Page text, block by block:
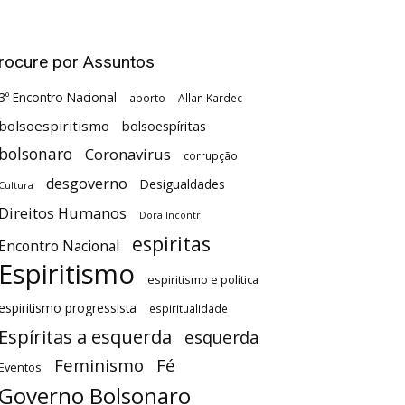
por Assuntos
Encontro Nacional aborto Allan Kardec
bolsoespíritas
Coronavirus corrupção
desgoverno Desigualdades
Humanos Dora Incontri
Nacional espiritas
espiritismo e política
progressista espiritualidade
a esquerda esquerda
Feminismo Fé
Bolsonaro